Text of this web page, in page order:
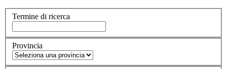
Termine di ricerca
Provincia